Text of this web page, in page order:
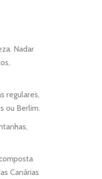
Nadar
regulares,
ou Berlim.
Canárias